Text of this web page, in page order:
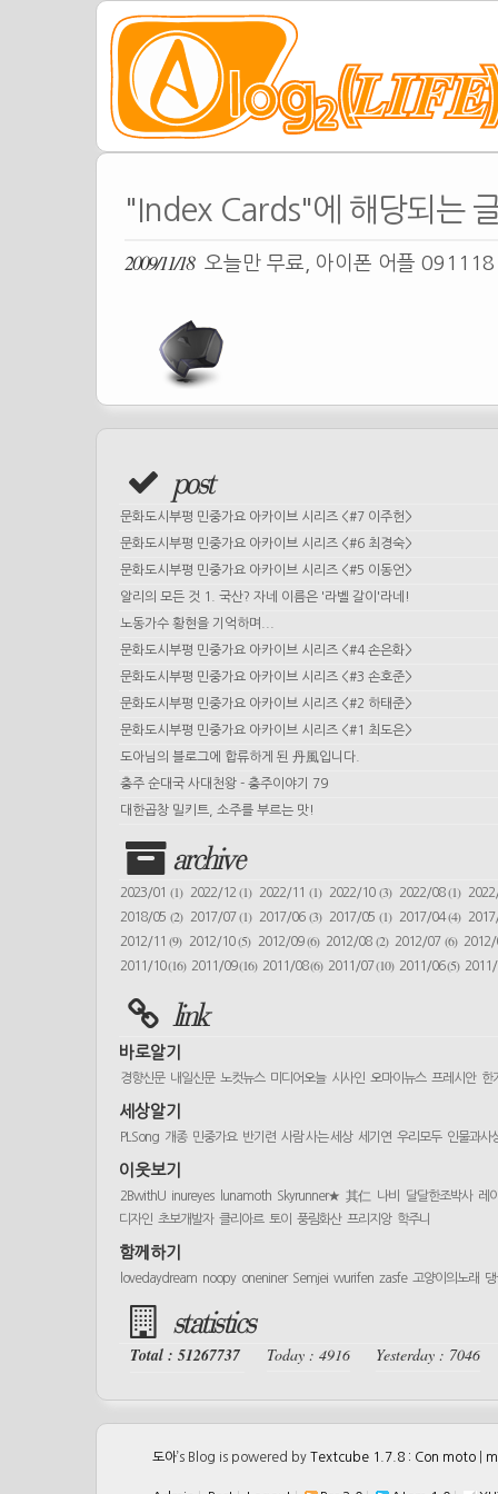
"Index Cards"에 해당되는
2009/11/18 오늘만 무료, 아이폰 어플
post
문화도시부평 민중가요 아카이브 시리즈 <#7 이주헌>
문화도시부평 민중가요 아카이브 시리즈 <#6 최경숙>
문화도시부평 민중가요 아카이브 시리즈 <#5 이동언>
알리의 모든 것 1. 국산? 자네 이름은 '라벨 갈이'라네!
노동가수 황현을 기억하며...
문화도시부평 민중가요 아카이브 시리즈 <#4 손은화>
문화도시부평 민중가요 아카이브 시리즈 <#3 손호준>
문화도시부평 민중가요 아카이브 시리즈 <#2 하태준>
문화도시부평 민중가요 아카이브 시리즈 <#1 최도은>
도아님의 블로그에 합류하게 된 丹風입니다.
충주 순대국 사대천왕 - 충주이야기 79
대한곱창 밀키트, 소주를 부르는 맛!
archive
2023/01 (1) 2022/12(1) 2022/11(1) 2022/10 (3) 2022/08(1)
2018/05 (2) 2017/07(1) 2017/06(3) 2017/05 (1) 2017/04(4)
2012/11(9) 2012/10(5) 2012/09(6) 2012/08 (2) 2012/07 (6)
2011/10(16) 2011/09(16) 2011/08(6) 2011/07(10) 2011/06(5)
link
바로알기
경향신문 내일신문 노컷뉴스 미디어오늘 시사인 오마이뉴스 프레시안 한
세상알기
PLSong 개종 민중가요 반기련 사람 사는 세상 세기연 우리모두 인물과사
이웃보기
2BwithU inureyes lunamoth Skyrunner★ 其仁 나비 달달한조박사 레
디자인 초보개발자 클리아르 토이 풍림화산 프리지앙 학주니
함께하기
lovedaydream noopy oneniner Semjei wurifen zasfe 고양이의노래
statistics
Total : 51267737 Today : 4916 Yesterday : 7046
도아’s Blog is powered by Textcube 1.7.8 : Con moto